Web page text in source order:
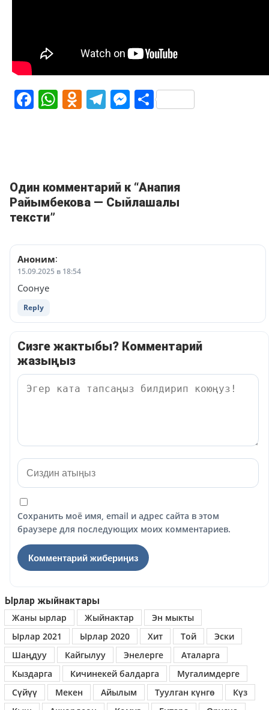
Facebook
WhatsApp
Odnoklassniki
Telegram
Messenger
Share
Один комментарий к “Анапия
Райымбекова — Сыйлашалы
тексти”
Аноним:
15.09.2025 в 18:54
Соонуе
Reply
Сизге жактыбы? Комментарий
жазыңыз
Сохранить моё имя, email и адрес сайта в этом
браузере для последующих моих комментариев.
Ырлар жыйнактары
Жаны ырлар
Жыйнактар
Эн мыкты
Ырлар 2021
Ырлар 2020 Хит Той
Эски
Шаңдуу
Кайгылуу Энелерге
Аталарга
Кыздарга
Кичинекей балдарга
Мугалимдерге
Сүйүү
Мекен Айылым Туулган күнгө
Күз